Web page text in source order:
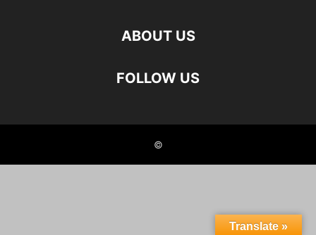
ABOUT US
FOLLOW US
©
Translate »